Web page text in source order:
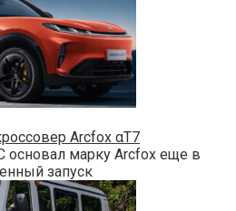
Arcfox αT7
основал марку Arcfox еще в
запуск